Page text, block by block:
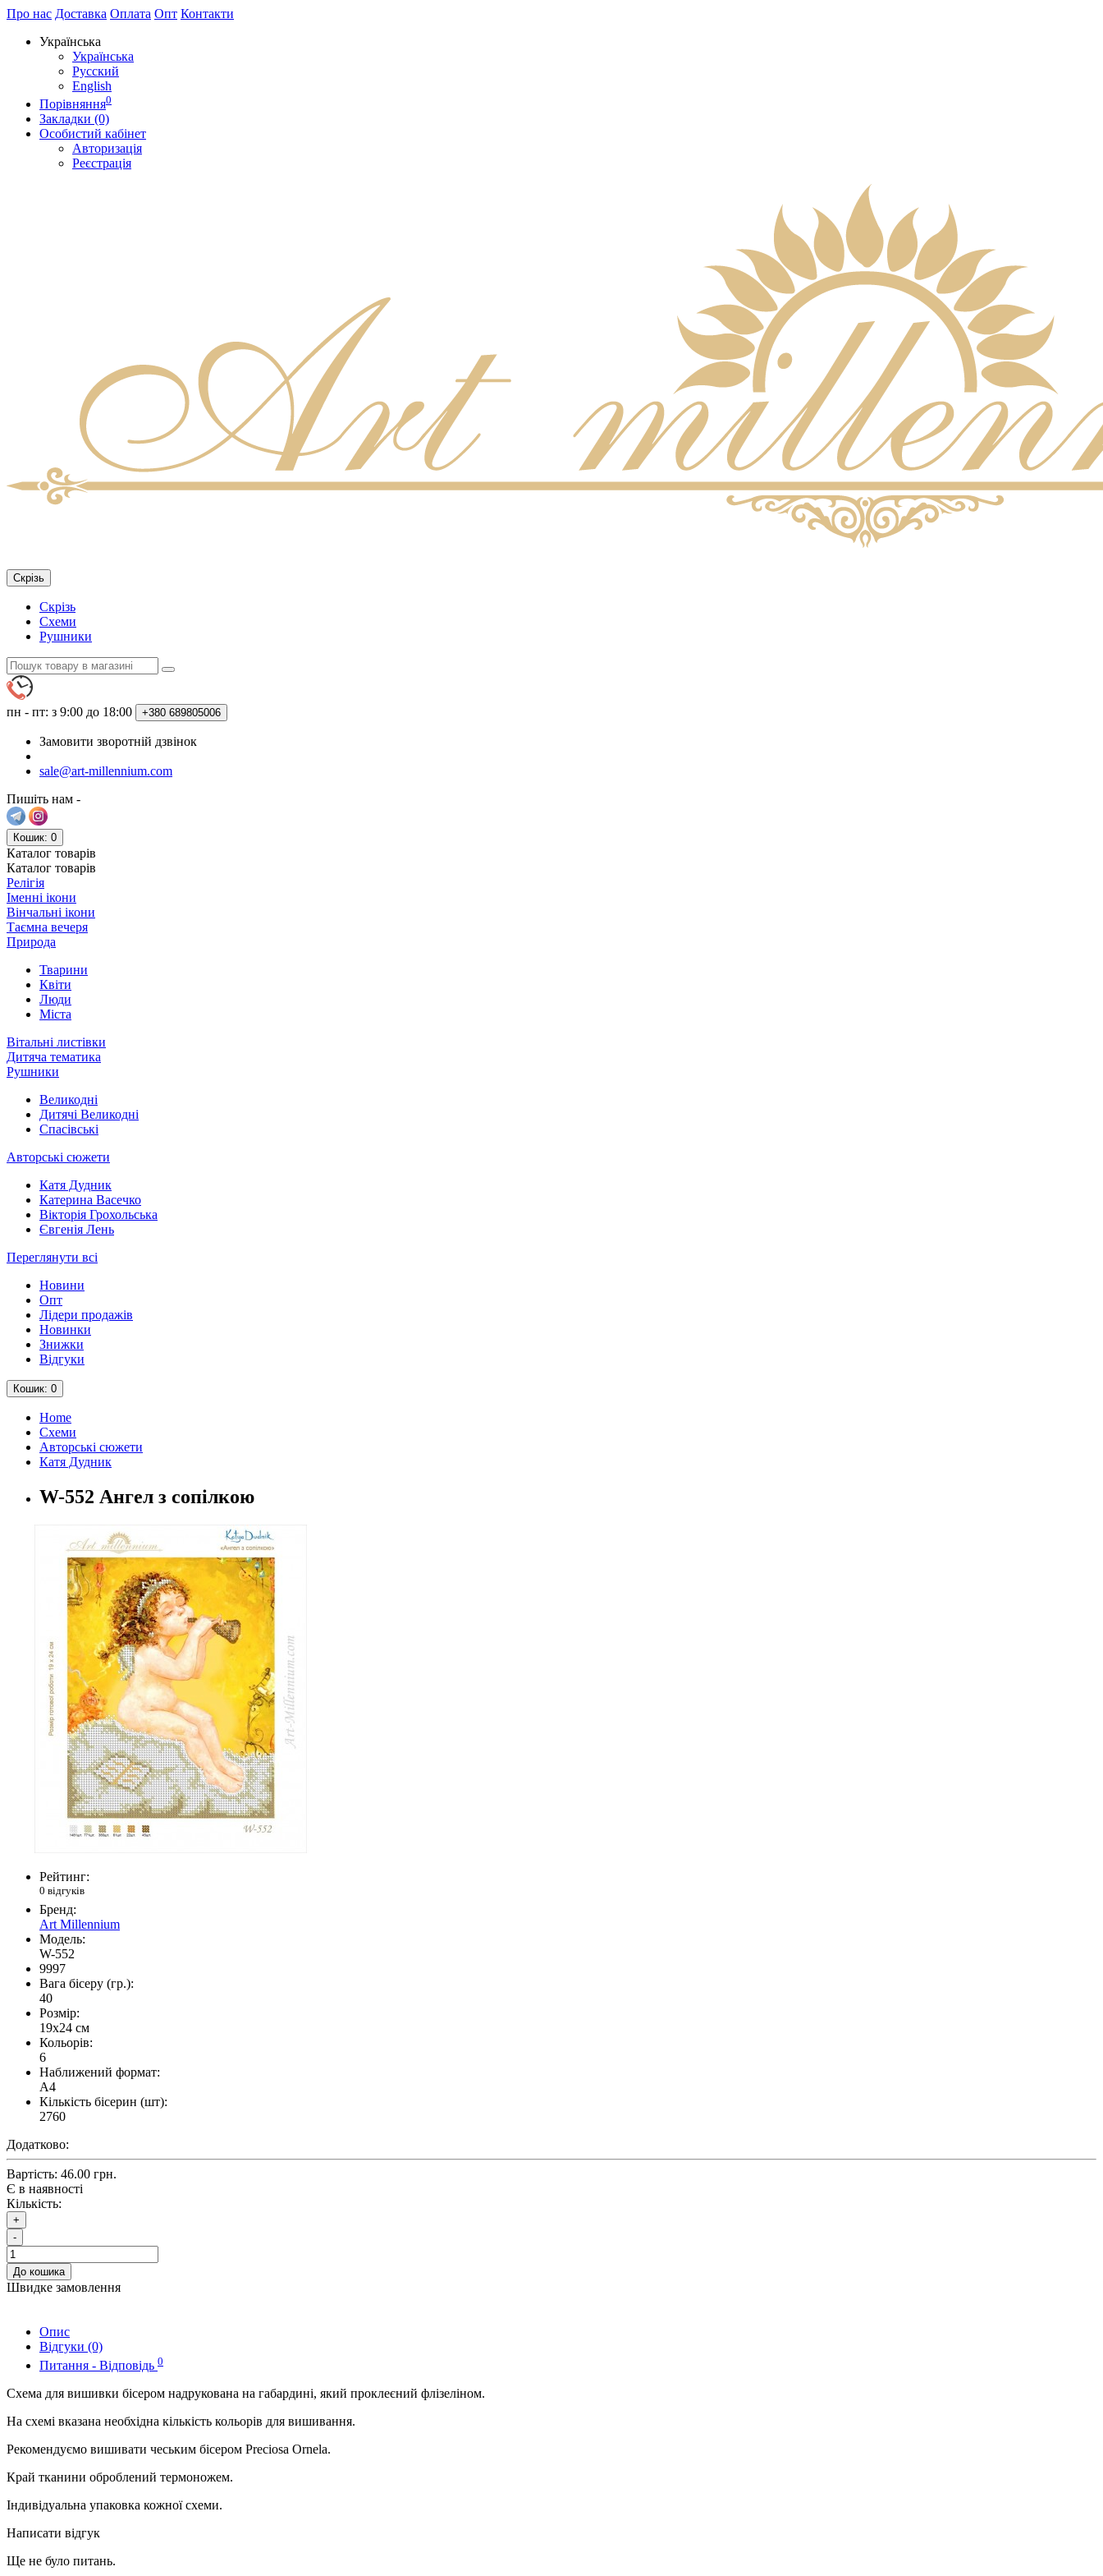
Про нас Доставка Оплата Опт Контакти
Українська
Українська
Русский
English
Порівняння0
Закладки (0)
Особистий кабінет
Авторизація
Реєстрація
Скрізь
Скрізь
Схеми
Рушники
пн - пт: з 9:00 до 18:00 +380 689805006
Замовити зворотній дзвінок
sale@art-millennium.com
Пишіть нам -
Кошик: 0
Каталог товарів
Каталог товарів
Релігія
Іменні ікони
Вінчальні ікони
Таємна вечеря
Природа
Тварини
Квіти
Люди
Міста
Вітальні листівки
Дитяча тематика
Рушники
Великодні
Дитячі Великодні
Спасівські
Авторські сюжети
Катя Дудник
Катерина Васечко
Вікторія Грохольська
Євгенія Лень
Переглянути всі
Новини
Опт
Лідери продажів
Новинки
Знижки
Відгуки
Кошик: 0
Home
Схеми
Авторські сюжети
Катя Дудник
W-552 Ангел з сопілкою
Рейтинг:
0 відгуків
Бренд:
Art Millennium
Модель:
W-552
9997
Вага бісеру (гр.):
40
Розмір:
19x24 см
Кольорів:
6
Наближений формат:
A4
Кількість бісерин (шт):
2760
Додатково:
Вартість: 46.00 грн.
Є в наявності
Кількість:
+
-
До кошика
Швидке замовлення
Опис
Відгуки (0)
Питання - Відповідь 0
Схема для вишивки бісером надрукована на габардині, який проклеєний флізеліном.
На схемі вказана необхідна кількість кольорів для вишивання.
Рекомендуємо вишивати чеським бісером Preciosa Ornela.
Край тканини оброблений термоножем.
Індивідуальна упаковка кожної схеми.
Написати відгук
Ще не було питань.